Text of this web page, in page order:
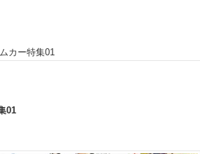
カー特集01
01